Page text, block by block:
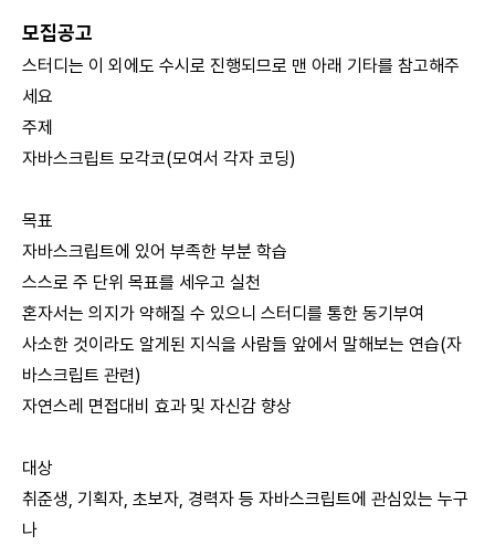
모집공고
스터디는 이 외에도 수시로 진행되므로 맨 아래 기타를 참고해주
세요
주제
자바스크립트 모각코(모여서 각자 코딩)
목표
자바스크립트에 있어 부족한 부분 학습
스스로 주 단위 목표를 세우고 실천
혼자서는 의지가 약해질 수 있으니 스터디를 통한 동기부여
사소한 것이라도 알게된 지식을 사람들 앞에서 말해보는 연습(자
바스크립트 관련)
자연스레 면접대비 효과 및 자신감 향상
대상
취준생, 기획자, 초보자, 경력자 등 자바스크립트에 관심있는 누구
나